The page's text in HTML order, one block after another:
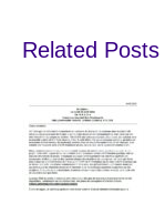
Related Posts